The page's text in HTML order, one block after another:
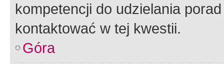
kompetencji do udzielania
kontaktować w tej kwestii.
Góra